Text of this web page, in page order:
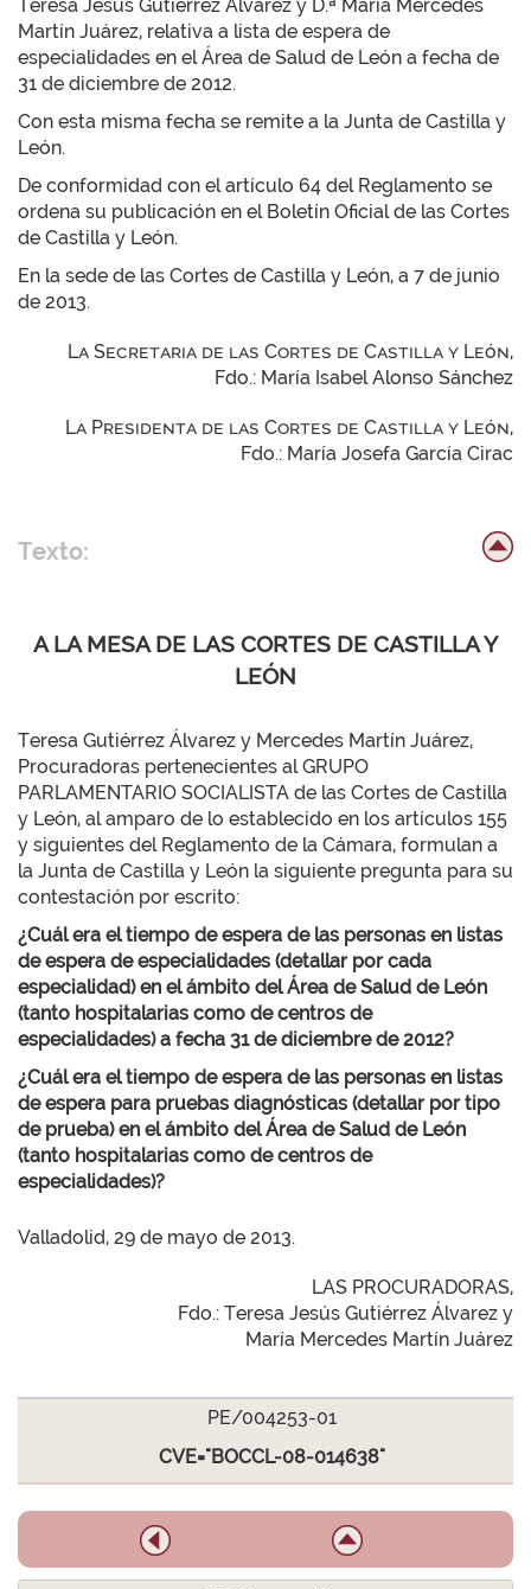
Teresa Jesús Gutiérrez Álvarez y D.ª María Mercedes
Martín Juárez, relativa a lista de espera de
especialidades en el Área de Salud de León a fecha de
31 de diciembre de 2012.
Con esta misma fecha se remite a la Junta de Castilla y
León.
De conformidad con el artículo 64 del Reglamento se
ordena su publicación en el Boletín Oficial de las Cortes
de Castilla y León.
En la sede de las Cortes de Castilla y León, a 7 de junio
de 2013.
La Secretaria de las Cortes de Castilla y León,
Fdo.: María Isabel Alonso Sánchez
La Presidenta de las Cortes de Castilla y León,
Fdo.: María Josefa García Cirac
Texto:
A LA MESA DE LAS CORTES DE CASTILLA Y
LEÓN
Teresa Gutiérrez Álvarez y Mercedes Martín Juárez,
Procuradoras pertenecientes al GRUPO
PARLAMENTARIO SOCIALISTA de las Cortes de Castilla
y León, al amparo de lo establecido en los artículos 155
y siguientes del Reglamento de la Cámara, formulan a
la Junta de Castilla y León la siguiente pregunta para su
contestación por escrito:
¿Cuál era el tiempo de espera de las personas en listas
de espera de especialidades (detallar por cada
especialidad) en el ámbito del Área de Salud de León
(tanto hospitalarias como de centros de
especialidades) a fecha 31 de diciembre de 2012?
¿Cuál era el tiempo de espera de las personas en listas
de espera para pruebas diagnósticas (detallar por tipo
de prueba) en el ámbito del Área de Salud de León
(tanto hospitalarias como de centros de
especialidades)?
Valladolid, 29 de mayo de 2013.
LAS PROCURADORAS,
Fdo.: Teresa Jesús Gutiérrez Álvarez y
María Mercedes Martín Juárez
PE/004253-01
CVE="BOCCL-08-014638"